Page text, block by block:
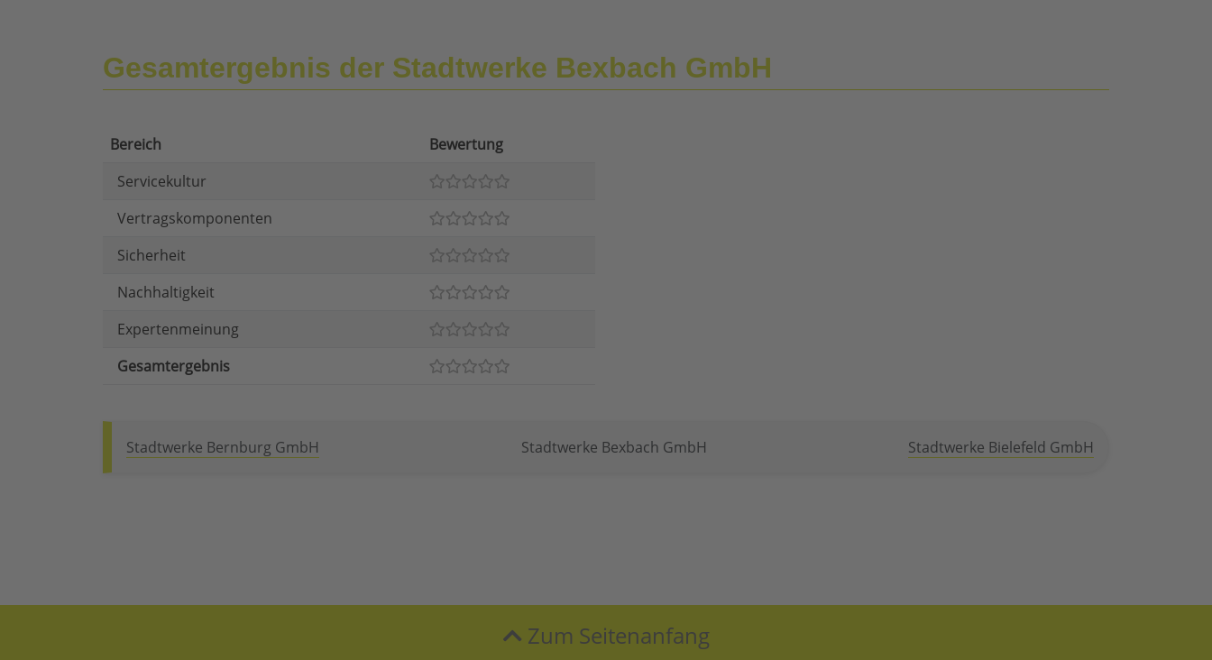
Gesamtergebnis der Stadtwerke Bexbach GmbH
Bereich
Bewertung
Servicekultur
Vertragskomponenten
Sicherheit
Nachhaltigkeit
Expertenmeinung
Gesamtergebnis
Stadtwerke Bernburg GmbH Stadtwerke Bexbach GmbH Stadtwerke Bielefeld GmbH
Zum Seitenanfang